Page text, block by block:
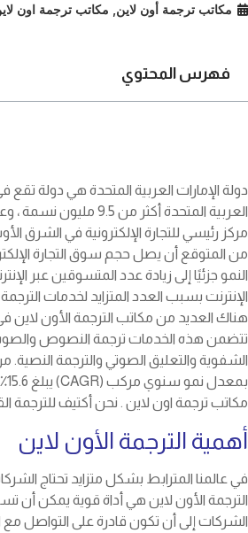
مكاتب ترجمة أون لاين مكاتب ترجمة اون
فهرس المحتوي
دولة الإمارات العربية المتحدة هي دولة
العربية المتحدة
مركز رئيسي للتجارة الإلكترونية في الشرق
النمو جزئيًا إلى زيادة عدد المتسوقين عبر
الإنترنت بسبب العدد المتزايد لخدمات
هناك العديد من مكاتب الترجمة الأون لاين
تتضمن هذه الخدمات ترجمة النصوص والصوت
الشفوية والتعليق الصوتي والترجمة النصية.
مكاتب ترجمة اون لاين . نحن أكتيف للترجمة
أهمية الترجمة الأون لاين
في عالمنا المترابط بشكل متزايد تحتاج
الترجمة الأون لاين هي أداة قوية يمكن أن
الشركات إلى أن تكون قادرة على التواصل مع